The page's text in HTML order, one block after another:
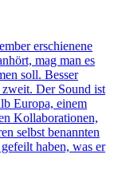
erschienene
mag man es
soll. Besser
zweit. Der Sound ist
Europa, einem
Kollaborationen,
selbst benannten
haben, was er